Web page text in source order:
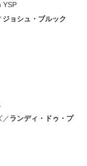
YSP
ジョシュ・ブルック
／ランディ・ドゥ・プ